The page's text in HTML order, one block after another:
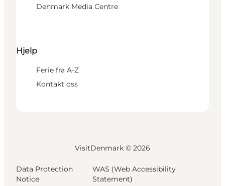
Denmark Media Centre
Hjelp
Ferie fra A-Z
Kontakt oss
VisitDenmark © 2026
Data Protection
Notice
WAS (Web Accessibility
Statement)